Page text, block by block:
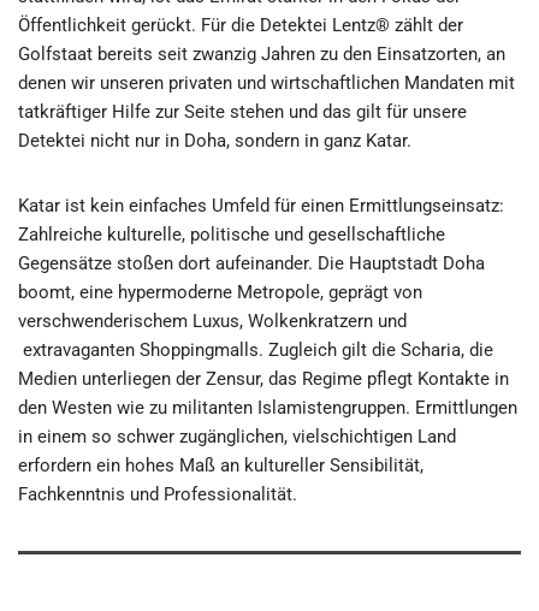
Öffentlichkeit gerückt. Für die Detektei Lentz® zählt der
Golfstaat bereits seit zwanzig Jahren zu den Einsatzorten, an
denen wir unseren privaten und wirtschaftlichen Mandaten mit
tatkräftiger Hilfe zur Seite stehen und das gilt für unsere
Detektei nicht nur in Doha, sondern in ganz Katar.
Katar ist kein einfaches Umfeld für einen Ermittlungseinsatz:
Zahlreiche kulturelle, politische und gesellschaftliche
Gegensätze stoßen dort aufeinander. Die Hauptstadt Doha
boomt, eine hypermoderne Metropole, geprägt von
verschwenderischem Luxus, Wolkenkratzern und
extravaganten Shoppingmalls. Zugleich gilt die Scharia, die
Medien unterliegen der Zensur, das Regime pflegt Kontakte in
den Westen wie zu militanten Islamistengruppen. Ermittlungen
in einem so schwer zugänglichen, vielschichtigen Land
erfordern ein hohes Maß an kultureller Sensibilität,
Fachkenntnis und Professionalität.